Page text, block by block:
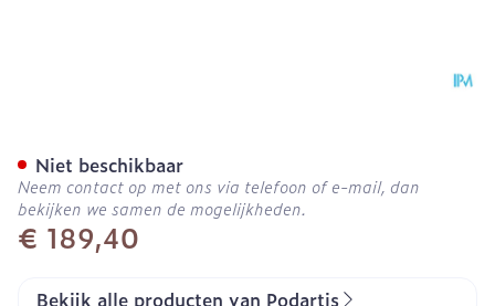
€ 189,40
Niet beschikbaar
Neem contact op met ons via telefoon of e-mail, dan
bekijken we samen de mogelijkheden.
Bekijk alle producten van Podartis